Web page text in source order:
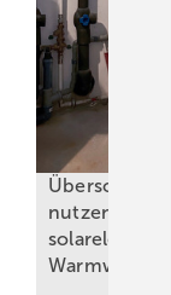
Ü
nutzen: